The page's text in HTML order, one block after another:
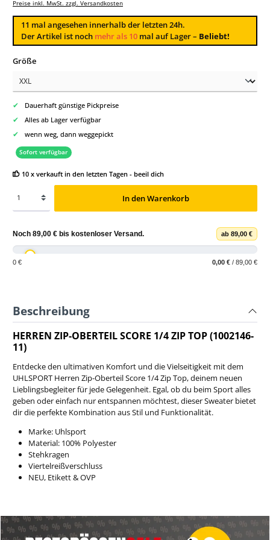
Preise inkl. MwSt. zzgl. Versandkosten
11 mal angesehen innerhalb der letzten 24h.
Der Artikel ist noch mehr als 10 mal auf Lager – Beliebt!
Größeauswählen
✔ Dauerhaft günstige Pickpreise
✔ Alles ab Lager verfügbar
✔ wenn weg, dann weggepickt
Sofort verfügbar
10 x verkauft in den letzten Tagen - beeil dich
In den Warenkorb
Noch 89,00 € bis kostenloser Versand. ab 89,00 €
0 € 0,00 € / 89,00 €
Beschreibung
HERREN ZIP-OBERTEIL SCORE 1/4 ZIP TOP (1002146-
11)
Entdecke den ultimativen Komfort und die Vielseitigkeit mit dem
UHLSPORT Herren Zip-Oberteil Score 1/4 Zip Top, deinem neuen
Lieblingsbegleiter für jede Gelegenheit. Egal, ob du beim Sport alles
geben oder einfach nur entspannen möchtest, dieser Sweater bietet
dir die perfekte Kombination aus Stil und Funktionalität.
Marke: Uhlsport
Material: 100% Polyester
Stehkragen
Viertelreißverschluss
NEU, Etikett & OVP